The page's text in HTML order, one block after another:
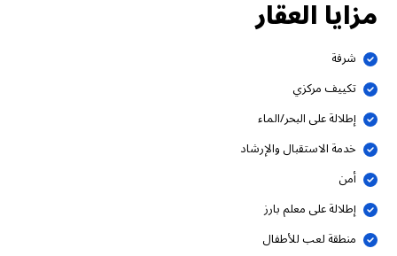
مزايا العقار
شرفة
تكييف مركزي
إطلالة على البحر/الماء
خدمة الاستقبال والإرشاد
أمن
إطلالة على معلم بارز
منطقة لعب للأطفال